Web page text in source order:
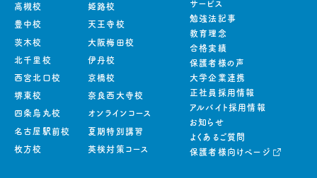
高槻校
豊中校
茨木校
北千里校
西宮北口校
堺東校
四条烏丸校
名古屋駅前校
枚方校
姫路校
天王寺校
大阪梅田校
伊丹校
京橋校
奈良西大寺校
オンラインコース
夏期特別講習
英検対策コース
サービス
勉強法記事
教育理念
合格実績
保護者様の声
大学企業連携
正社員採用情報
アルバイト採用情報
お知らせ
よくあるご質問
保護者様向けページ